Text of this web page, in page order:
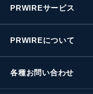
PRWIREサービス
PRWIREについて
各種お問い合わせ